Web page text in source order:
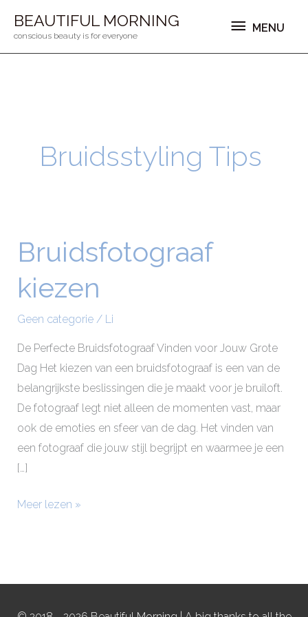
naarBEAUTIFUL MORNING
conscious beauty is for everyone
MENU
MENU
Bruidsstyling Tips
Bruidsfotograaf
kiezen
Geen categorie/ Li
De Perfecte Bruidsfotograaf Vinden voor Jouw Grote
Dag Het kiezen van een bruidsfotograaf is een van de
belangrijkste beslissingen die je maakt voor je bruiloft.
De fotograaf legt niet alleen de momenten vast, maar
ook de emoties en sfeer van de dag. Het vinden van
een fotograaf die jouw stijl begrijpt en waarmee je een
[…]
Bruidsfotograaf
kiezen
Meer lezen »